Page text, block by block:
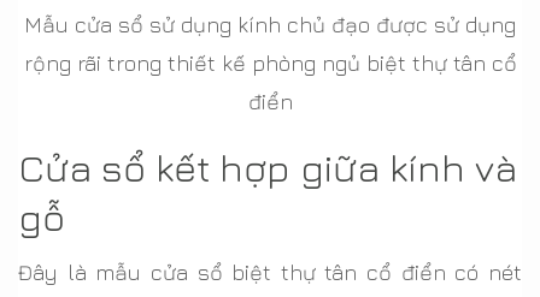
Mẫu cửa sổ sử dụng kính chủ đạo được sử dụng
rộng rãi trong thiết kế phòng ngủ biệt thự tân cổ
điển
Cửa sổ kết hợp giữa kính và
gỗ
Đây là mẫu cửa sổ biệt thự tân cổ điển có nét